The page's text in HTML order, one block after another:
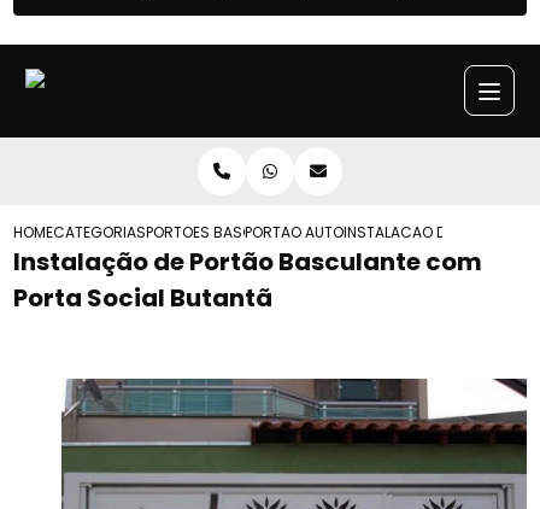
HOMECATEGORIASPORTOES BASCULANTESPORTAO AUTOMATICO BASCULANTE
INSTALACAO DE PORTAO
Instalação de Portão Basculante com
Porta Social Butantã